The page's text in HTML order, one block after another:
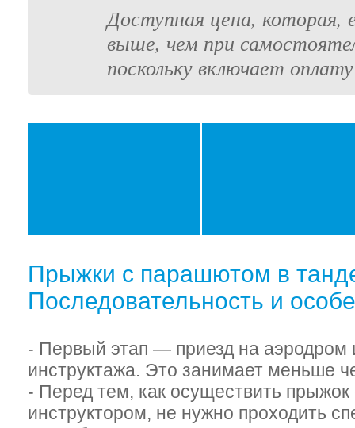
Доступная цена, которая,
выше, чем при
поскольку включает
Прыжки с парашютом в
Последовательность и
- Первый этап — приезд на аэродром
инструктажа. Это занимает меньше
- Перед тем, как осуществить
инструктором, не нужно проходить